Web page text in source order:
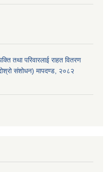
तथा परिवारलाई राहत वितरण
संशोधन) मापदण्ड, २०८२